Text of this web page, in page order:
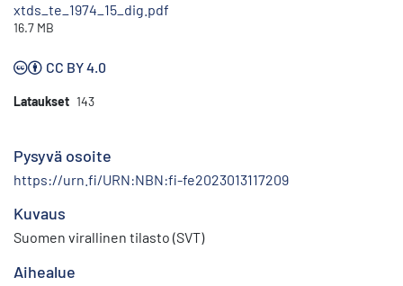
xtds_te_1974_15_dig.pdf
16.7 MB
CC BY 4.0
Lataukset 143
Pysyvä osoite
https://urn.fi/URN:NBN:fi-fe2023013117209
Kuvaus
Suomen virallinen tilasto (SVT)
Aihealue